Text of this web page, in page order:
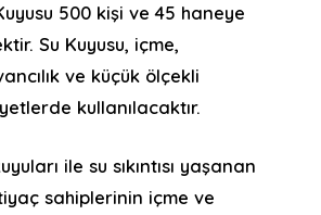
Kuyusu 500 kişi ve 45 haneye
Su Kuyusu, içme,
ve küçük ölçekli
kullanılacaktır.
ile su sıkıntısı yaşanan
sahiplerinin içme ve